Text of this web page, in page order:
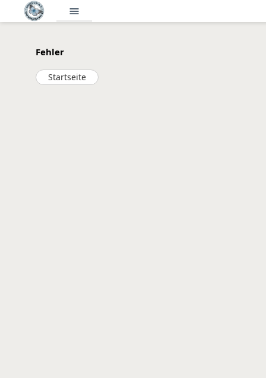
menu
Fehler
Startseite